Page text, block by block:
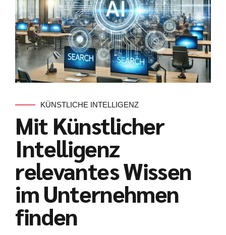
KÜNSTLICHE INTELLIGENZ
Mit Künstlicher
Intelligenz
relevantes Wissen
im Unternehmen
finden